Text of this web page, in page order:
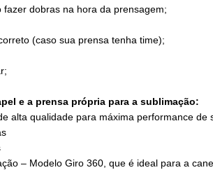
fazer dobras na hora da prensagem;
(caso sua prensa tenha time);
e a prensa própria para a sublimação:
alta qualidade para máxima performance de
– Modelo Giro 360, que é ideal para a